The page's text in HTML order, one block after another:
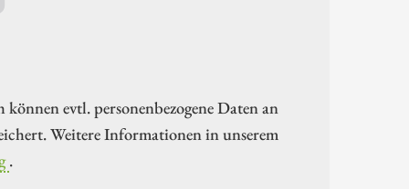
evtl. personenbezogene Daten an
Weitere Informationen in unserem
.